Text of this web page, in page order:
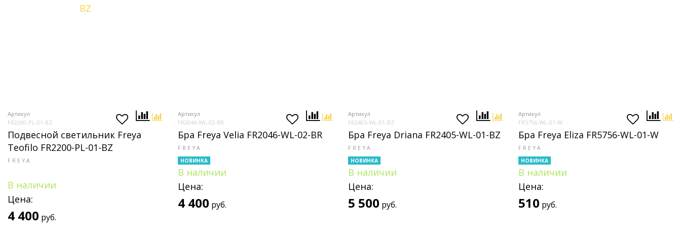
Артикул
FR2200-PL-01-BZ
Подвесной светильник Freya
Teofilo FR2200-PL-01-BZ
FREYA
В наличии
Цена:
4 400 руб.
Артикул
FR2046-WL-02-BR
Бра Freya Velia FR2046-WL-02-BR
FREYA
НОВИНКА
В наличии
Цена:
4 400 руб.
Артикул
FR2405-WL-01-BZ
Бра Freya Driana FR2405-WL-01-BZ
FREYA
НОВИНКА
В наличии
Цена:
5 500 руб.
Артикул
FR5756-WL-01-W
Бра Freya Eliza FR5756-WL-01-W
FREYA
НОВИНКА
В наличии
Цена:
510 руб.